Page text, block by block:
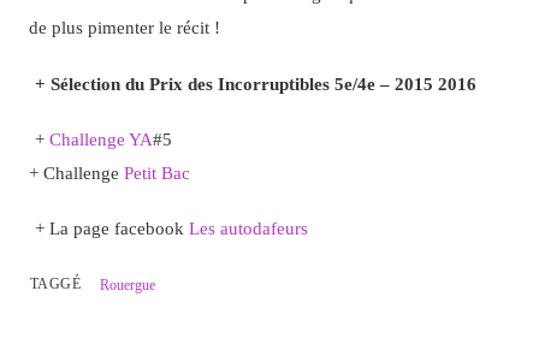
de plus pimenter le récit !
+ Sélection du Prix des Incorruptibles 5e/4e – 2015 2016
+ Challenge YA#5
+ Challenge Petit Bac
+ La page facebook Les autodafeurs
TAGGÉ Rouergue